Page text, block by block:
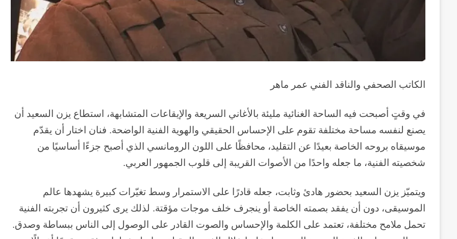
الكاتب الصحفي والناقد الفني عمر ماهر
في وقتٍ أصبحت فيه الساحة الغنائية مليئة بالأغاني السريعة والإيقاعات المتشابهة، استطاع يزن السعيد أن
يصنع لنفسه مساحة مختلفة تقوم على الإحساس الحقيقي والهوية الفنية الواضحة. فنان اختار أن يقدّم
موسيقاه بروحه الخاصة بعيدًا عن التقليد، محافظًا على اللون الرومانسي الذي أصبح جزءًا أساسيًا من
شخصيته الفنية، ما جعله واحدًا من الأصوات القريبة إلى قلوب الجمهور العربي.
ويتميّز يزن السعيد بحضور هادئ وثابت، جعله قادرًا على الاستمرار وسط تغيّرات كبيرة يشهدها عالم
الموسيقى، دون أن يفقد بصمته الخاصة أو ينجرف خلف موجات مؤقتة. لذلك يرى كثيرون أن تجربته الفنية
تحمل ملامح مختلفة، تعتمد على الكلمة والإحساس والصوت القادر على الوصول إلى الناس ببساطة وصدق.